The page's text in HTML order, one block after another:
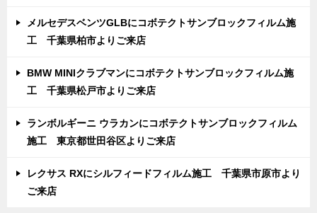
メルセデスベンツGLBにコボテクトサンブロックフィルム施
工 千葉県柏市よりご来店
BMW MINIクラブマンにコボテクトサンブロックフィルム施
工 千葉県松戸市よりご来店
ランボルギーニ ウラカンにコボテクトサンブロックフィルム
施工 東京都世田谷区よりご来店
レクサス RXにシルフィードフィルム施工 千葉県市原市より
ご来店